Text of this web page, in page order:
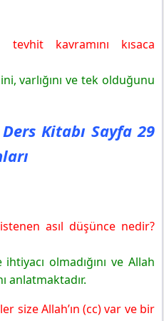
kavramını kısaca
varlığını ve tek olduğunu
Kitabı Sayfa 29
asıl düşünce nedir?
olmadığını ve Allah
anlatmaktadır.
size Allah’ın (cc) var ve bir